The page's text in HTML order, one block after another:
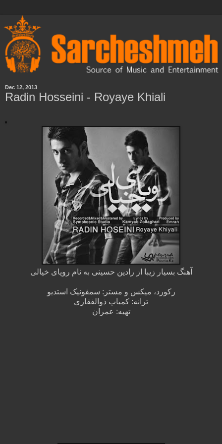
Dec 12, 2013
Radin Hosseini - Royaye Khiali
آهنگ بسیار زیبا از رادین حسینی به نام رویای خیالی
رکورد، میکس و مستر: سمفونیک استدیو
ترانه: کمیاب ذوالفقاری
تهیه: عمران